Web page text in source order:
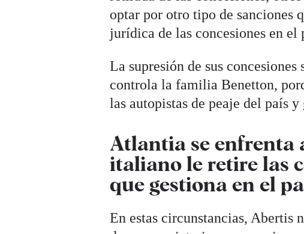
optar por otro tipo de sanciones
jurídica de las concesiones en el
La supresión de sus
controla la familia Benetton,
las autopistas de peaje del país
Atlantia se enfrenta
italiano le retire las
que gestiona en el
En estas circunstancias, Abertis